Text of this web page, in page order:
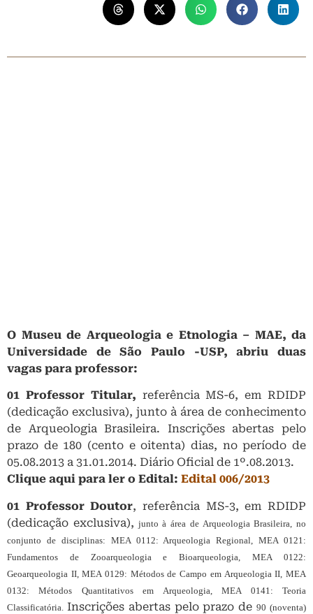
O Museu de Arqueologia e Etnologia – MAE, da
Universidade de São Paulo -USP, abriu duas
vagas para professor:
01 Professor Titular, referência MS-6, em RDIDP
(dedicação exclusiva), junto à área de conhecimento
de Arqueologia Brasileira. Inscrições abertas pelo
prazo de 180 (cento e oitenta) dias, no período de
05.08.2013 a 31.01.2014. Diário Oficial de 1º.08.2013.
Clique aqui para ler o Edital: Edital 006/2013
01 Professor Doutor, referência MS-3, em RDIDP
(dedicação exclusiva), junto à área de Arqueologia Brasileira, no
conjunto de disciplinas: MEA 0112: Arqueologia Regional, MEA 0121:
Fundamentos de Zooarqueologia e Bioarqueologia, MEA 0122:
Geoarqueologia II, MEA 0129: Métodos de Campo em Arqueologia II, MEA
0132: Métodos Quantitativos em Arqueologia, MEA 0141: Teoria
Classificatória. Inscrições abertas pelo prazo de90 (noventa)